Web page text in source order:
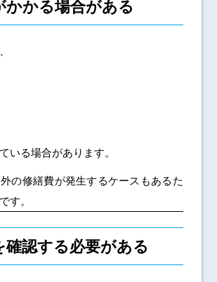
かかる場合がある
いる場合があります。
の修繕費が発生するケースもあるた
す。
確認する必要がある